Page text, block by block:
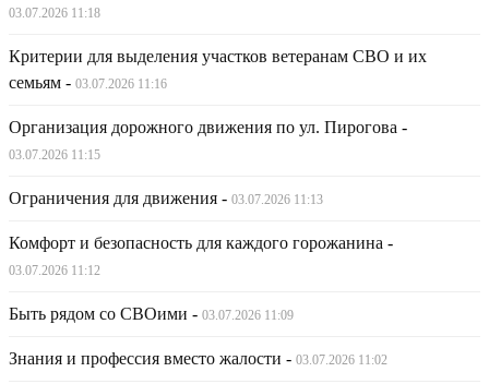
03.07.2026 11:18
Критерии для выделения участков ветеранам СВО и их
семьям - 03.07.2026 11:16
Организация дорожного движения по ул. Пирогова -
03.07.2026 11:15
Ограничения для движения - 03.07.2026 11:13
Комфорт и безопасность для каждого горожанина -
03.07.2026 11:12
Быть рядом со СВОими - 03.07.2026 11:09
Знания и профессия вместо жалости - 03.07.2026 11:02